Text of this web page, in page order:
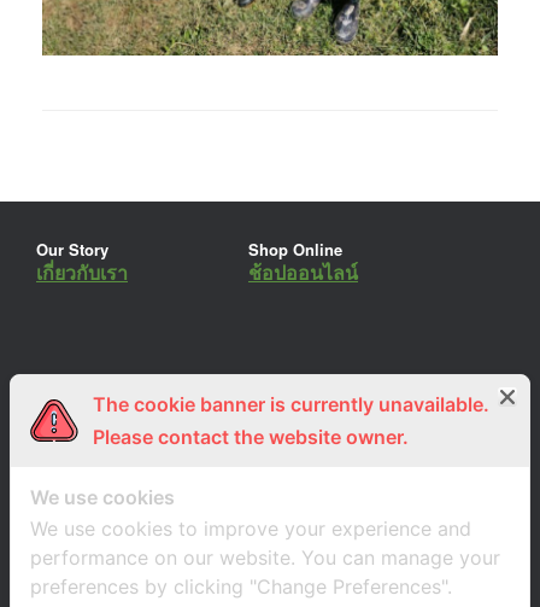
Our Story
เกี่ยวกับเรา
Shop Online
ช้อปออนไลน์
ร่วมงานกับเรา
สมัครงาน
Lemon Farm Cafe
ร้านอาหารอินทรีย์
The cookie banner is currently unavailable.
Please contact the website owner.
We use cookies
We use cookies to improve your experience and
performance on our website. You can manage your
preferences by clicking "Change Preferences".